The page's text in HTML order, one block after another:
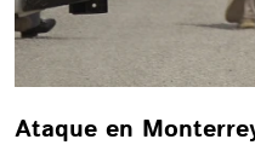
Ataque en